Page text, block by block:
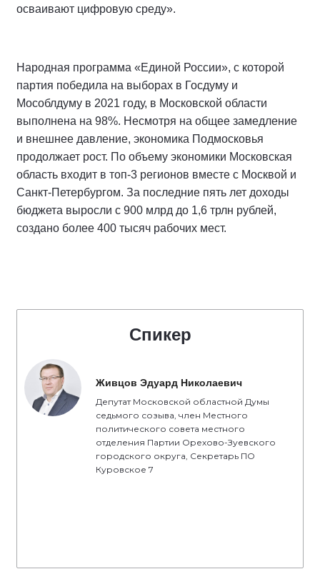
осваивают цифровую среду».
Народная программа «Единой России», с которой
партия победила на выборах в Госдуму и
Мособлдуму в 2021 году, в Московской области
выполнена на 98%. Несмотря на общее замедление
и внешнее давление, экономика Подмосковья
продолжает рост. По объему экономики Московская
область входит в топ-3 регионов вместе с Москвой и
Санкт-Петербургом. За последние пять лет доходы
бюджета выросли с 900 млрд до 1,6 трлн рублей,
создано более 400 тысяч рабочих мест.
Спикер
Живцов Эдуард Николаевич
Депутат Московской областной Думы
седьмого созыва, член Местного
политического совета местного
отделения Партии Орехово-Зуевского
городского округа, Секретарь ПО
Куровское 7